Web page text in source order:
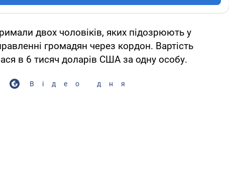
двох чоловіків, яких підозрюють у
громадян через кордон. Вартість
в 6 тисяч доларів США за одну особу.
Відео дня